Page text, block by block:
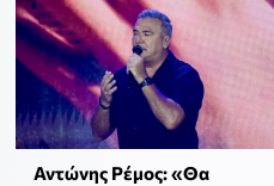
Αντώνης Ρέμος: «Θα